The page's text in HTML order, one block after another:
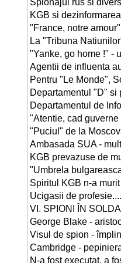
Spionajul rus si
KGB si dezinformarea
"France, notre amour"
La "Tribuna
"Yanke, go home !" -
Agentii de influenta
Pentru "Le Monde",
Departamentul "D" si
Departamentul de
"Atentie, cad guverne
"Puciul" de la
Ambasada SUA -
KGB prevazuse de
"Umbrela
Spiritul KGB n-a murit
Ucigasii de
VI. SPIONI ÎN SOLDA
George Blake -
Visul de spion -
Cambridge - pepiniera
N-a fost executat, a